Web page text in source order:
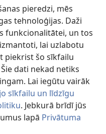
pieredzi, mēs
tehnoloģijas. Daži
funkcionalitātei, un tos
lai uzlabotu
piekrist šo sīkfailu
dati nekad netiks
Lai iegūtu vairāk
sīkfailu un līdzīgu
. Jebkurā brīdī jūs
lapā Privātuma
Tract Society of Pennsylvania.